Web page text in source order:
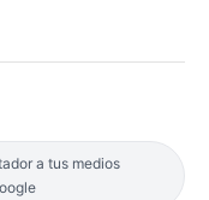
a tus medios